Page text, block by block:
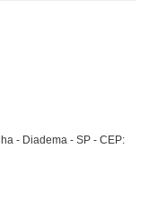
- Diadema - SP - CEP: